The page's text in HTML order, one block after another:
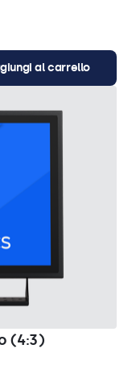
al carrello
(4:3)